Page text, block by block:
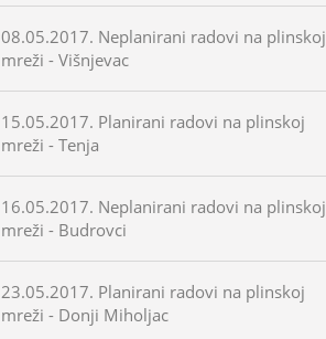
08.05.2017. Neplanirani radovi na plinskoj
mreži - Višnjevac
15.05.2017. Planirani radovi na plinskoj
mreži - Tenja
16.05.2017. Neplanirani radovi na plinskoj
mreži - Budrovci
23.05.2017. Planirani radovi na plinskoj
mreži - Donji Miholjac